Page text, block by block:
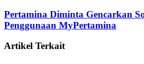
Pertamina Diminta Gencarkan
Penggunaan MyPertamina
Artikel Terkait